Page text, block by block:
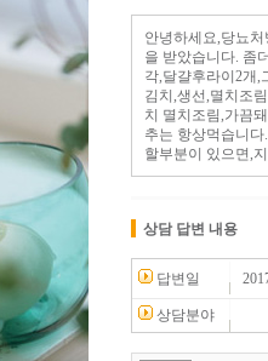
안녕하세요,당뇨
을 받았습니다. 좀
각,달걀후라이2개
김치,생선,멸치조
치 멸치조림,가끔
추는 항상먹습니
할부분이 있으면,
상담 답변 내용
답변일
상담분야